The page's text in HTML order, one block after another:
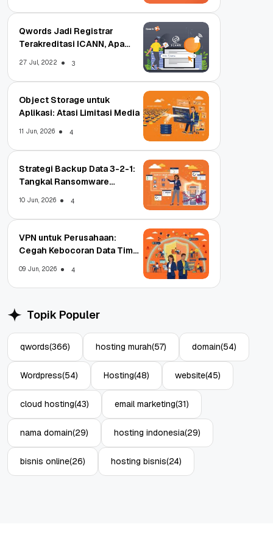
Qwords Jadi Registrar
Terakreditasi ICANN, Apa
27 Jul, 2022 3
Object Storage untuk
Aplikasi: Atasi Limitasi Media
11 Jun, 2026 4
Strategi Backup Data 3-2-1:
Tangkal Ransomware
10 Jun, 2026 4
VPN untuk Perusahaan:
Cegah Kebocoran Data Tim
09 Jun, 2026 4
Topik Populer
qwords(366) hosting murah(57) domain(54)
Wordpress(54) Hosting(48) website(45)
cloud hosting(43) email marketing(31)
nama domain(29) hosting indonesia(29)
bisnis online(26) hosting bisnis(24)